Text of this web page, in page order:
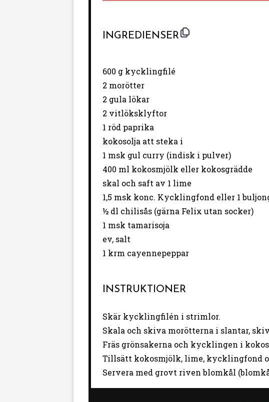
INGREDIENSER
600 gkycklingfilé
2 morötter
2 gula lökar
2 vitlöksklyftor
1 röd paprika
kokosolja att steka i
1 msk gul curry (indisk i pulver)
400 ml kokosmjölk eller kokosgrädde
skal och saft av 1 lime
1,5 msk konc. Kycklingfond eller 1
½dl chilisås (gärna Felix utan socker)
1 msk tamarisoja
ev, salt
1 krm cayennepeppar
INSTRUKTIONER
Skär kycklingfilén i strimlor.
Skala och skiva morötterna i slantar,
Fräs grönsakerna och kycklingen i
Tillsätt kokosmjölk, lime, kycklingfond
Servera med grovt riven blomkål